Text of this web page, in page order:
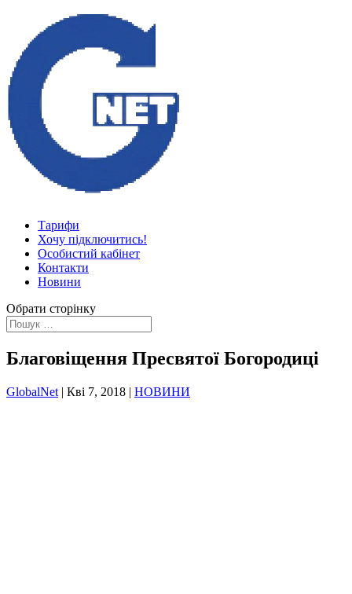
Тарифи
Хочу підключитись!
Особистий кабінет
Контакти
Новини
Обрати сторінку
Благовіщення Пресвятої Богородиці
GlobalNet | Кві 7, 2018 | НОВИНИ